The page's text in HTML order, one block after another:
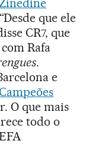
que ele
CR7, que
Rafa
.
e
O que mais
todo o